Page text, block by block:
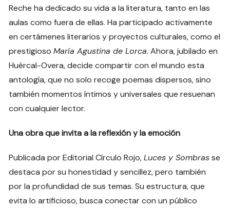
Reche ha dedicado su vida a la literatura, tanto en las
aulas como fuera de ellas. Ha participado activamente
en certámenes literarios y proyectos culturales, como el
prestigiosoMaría Agustina de Lorca. Ahora, jubilado en
Huércal-Overa, decide compartir con el mundo esta
antología, que no solo recoge poemas dispersos, sino
también momentos íntimos y universales que resuenan
con cualquier lector.
Una obra que invita a la reflexión y la emoción
Publicada por Editorial Círculo Rojo,Luces y Sombrasse
destaca por su honestidad y sencillez, pero también
por la profundidad de sus temas. Su estructura, que
evita lo artificioso, busca conectar con un público